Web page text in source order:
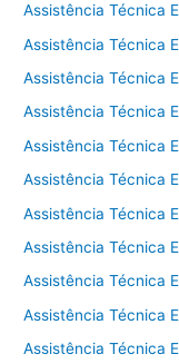
Assistência Técnica
Assistência Técnica
Assistência Técnica
Assistência Técnica
Assistência Técnica
Assistência Técnica
Assistência Técnica
Assistência Técnica
Assistência Técnica
Assistência Técnica
Assistência Técnica